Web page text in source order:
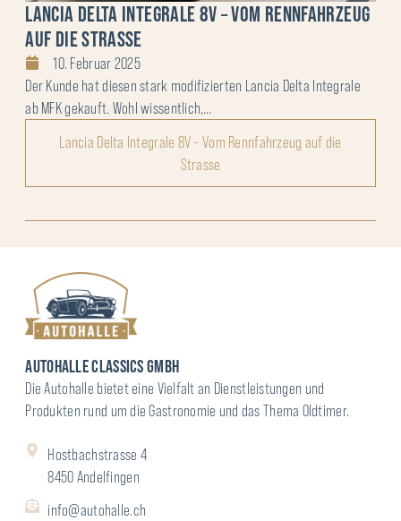
LANCIA DELTA INTEGRALE 8V – VOM RENNFAHRZEUG
AUF DIE STRASSE
10. Februar 2025
Der Kunde hat diesen stark modifizierten Lancia Delta Integrale
ab MFK gekauft. Wohl wissentlich,…
Lancia Delta Integrale 8V – Vom Rennfahrzeug auf die
Strasse
AUTOHALLE CLASSICS GMBH
Die Autohalle bietet eine Vielfalt an Dienstleistungen und
Produkten rund um die Gastronomie und das Thema Oldtimer.
Hostbachstrasse 4
8450 Andelfingen
info@autohalle.ch